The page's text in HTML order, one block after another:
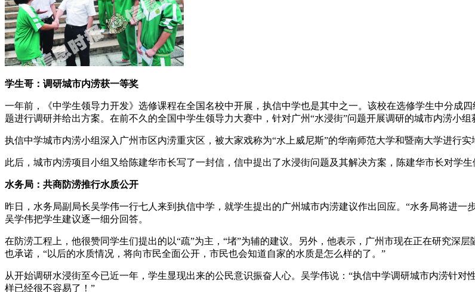
学生哥：调研城市内涝获一等奖
一年前，《中学生领导力开发》选修课程在全国名校中开展，执信中学也是其中之一。该校在选修学生中分成
题进行调研并给出方案。在前不久的全国中学生领导力大赛中，针对广州“水浸街”问题开展调研的城市内涝小组
执信中学城市内涝小组深入广州市区内涝重灾区，被大家戏称为“水上威尼斯”的华南师范大学和暨南大学进行实
此后，城市内涝项目小组又给陈建华市长写了一封信，信中提出了水浸街问题及其解决方案，陈建华市长对学
水务局：共商防涝推行水质公开
昨日，水务局副局长吴学伟一行七人来到执信中学，就学生提出的广州城市内涝建议作出回应。“水务局将进
吴学伟把学生建议逐一细分回答。
在防涝工程上，他很赞同学生们提出的以“疏”为主，“堵”为辅的建议。另外，他表示，广州市现在正在研究深
也承诺，“以后的水质情况，将向市民全面公开，市民也会知道自家的水质是怎么样的了。”
从开始调研水浸街至今已近一年，学生显现出来的公民意识振奋人心。吴学伟说：“执信中学调研城市内涝针
样已经很不容易了！”